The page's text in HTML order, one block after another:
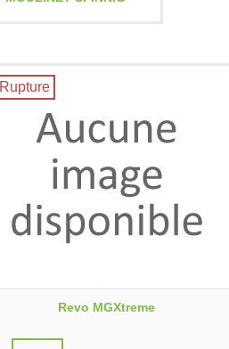
Rupture
Revo MGXtreme